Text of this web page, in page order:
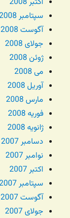
سپتامبر 2008
آگوست 2008
جولای 2008
ژوئن 2008
می 2008
آوریل 2008
مارس 2008
فوریه 2008
ژانویه 2008
دسامبر 2007
نوامبر 2007
اکتبر 2007
سپتامبر 2007
آگوست 2007
جولای 2007